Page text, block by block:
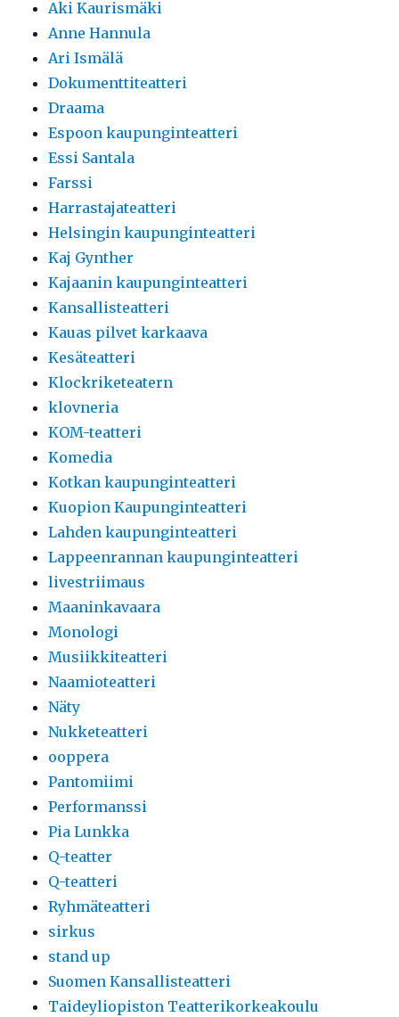
Aki Kaurismäki
Anne Hannula
Ari Ismälä
Dokumenttiteatteri
Draama
Espoon kaupunginteatteri
Essi Santala
Farssi
Harrastajateatteri
Helsingin kaupunginteatteri
Kaj Gynther
Kajaanin kaupunginteatteri
Kansallisteatteri
Kauas pilvet karkaava
Kesäteatteri
Klockriketeatern
klovneria
KOM-teatteri
Komedia
Kotkan kaupunginteatteri
Kuopion Kaupunginteatteri
Lahden kaupunginteatteri
Lappeenrannan kaupunginteatteri
livestriimaus
Maaninkavaara
Monologi
Musiikkiteatteri
Naamioteatteri
Näty
Nukketeatteri
ooppera
Pantomiimi
Performanssi
Pia Lunkka
Q-teatter
Q-teatteri
Ryhmäteatteri
sirkus
stand up
Suomen Kansallisteatteri
Taideyliopiston Teatterikorkeakoulu